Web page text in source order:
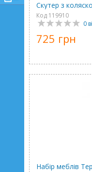
Скутер з
Код 119910
0
725 грн
Набір меблів